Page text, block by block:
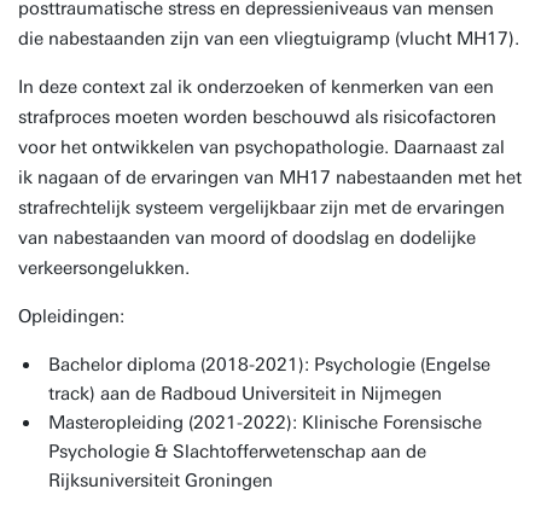
posttraumatische stress en depressieniveaus van mensen
die nabestaanden zijn van een vliegtuigramp (vlucht MH17).
In deze context zal ik onderzoeken of kenmerken van een
strafproces moeten worden beschouwd als risicofactoren
voor het ontwikkelen van psychopathologie. Daarnaast zal
ik nagaan of de ervaringen van MH17 nabestaanden met het
strafrechtelijk systeem vergelijkbaar zijn met de ervaringen
van nabestaanden van moord of doodslag en dodelijke
verkeersongelukken.
Opleidingen:
Bachelor diploma (2018-2021): Psychologie (Engelse
track) aan de Radboud Universiteit in Nijmegen
Masteropleiding (2021-2022): Klinische Forensische
Psychologie & Slachtofferwetenschap aan de
Rijksuniversiteit Groningen